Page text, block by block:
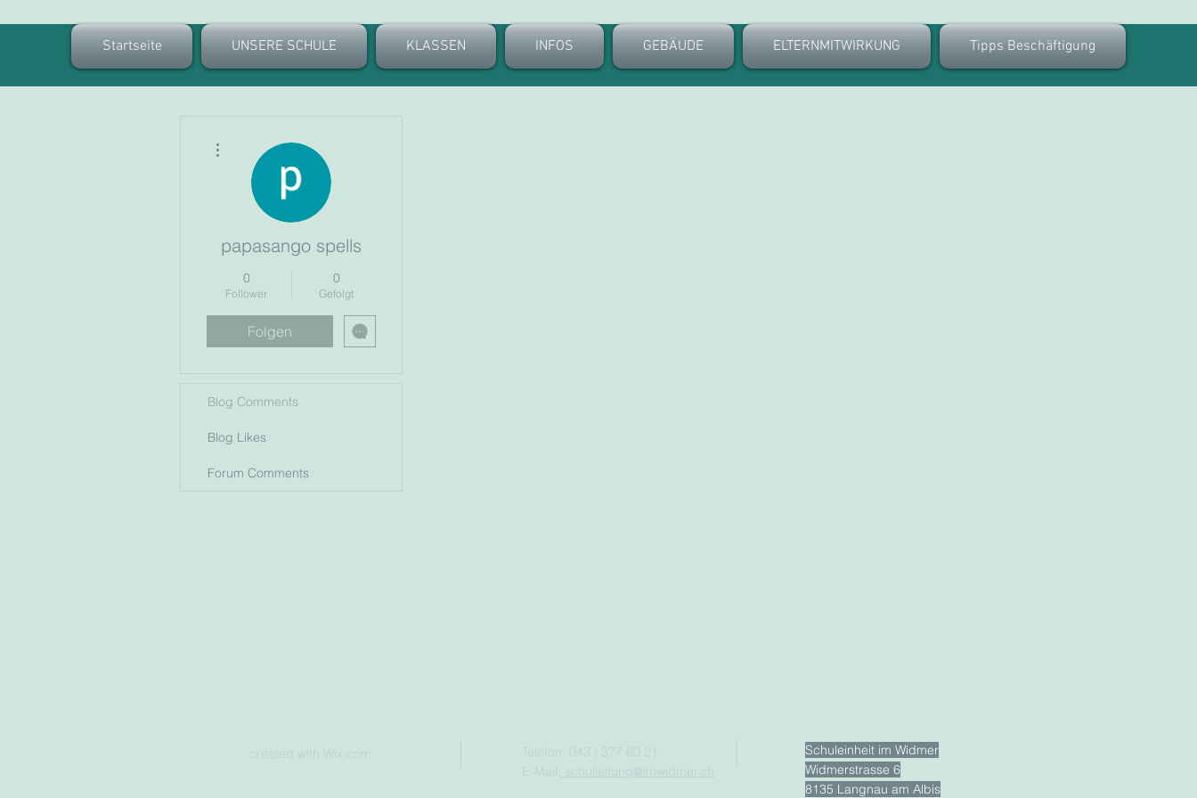
Startseite UNSERE SCHULE KLASSEN INFOS GEBÄUDE ELTERNMITWIRKUNG Tipps Beschäftigung
papasango spells
0
Follower
0
Gefolgt
Folgen
Blog Comments
Blog Likes
Forum Comments
created with Wix.com
Telefon: 043 / 377 60 21
E-Mail:
schulleitung@imwidmer.ch
Schuleinheit im Widmer
Widmerstrasse 6
8135 Langnau am Albis